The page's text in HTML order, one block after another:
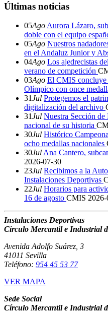
Últimas noticias
05Ago Aurora Lázaro,
doble con el equipo
05Ago Nuestros
en el Andaluz Junior y
04Ago Los ajedrecistas
verano de competición
03Ago El CMIS concluye
Olímpico con once
31Jul Protegemos el
digitalización del archivo
31Jul Nuestra Sección
nacional de su historia
30Jul Histórico
ocho medallas nacionales
30Jul Ana Cantero,
2026-07-30
23Jul Recibimos a la
Instalaciones Deportivas
22Jul Horarios para
16 de agosto CMIS
Instalaciones Deportivas
Círculo Mercantil e Industrial
Avenida Adolfo Suárez, 3
41011 Sevilla
Teléfono: 954 45 53 77
VER MAPA
Sede Social
Círculo Mercantil e Industrial